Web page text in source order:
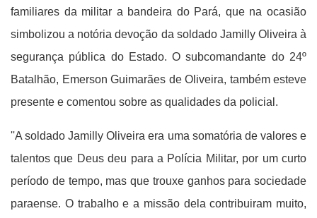
familiares da militar a bandeira do Pará, que na ocasião
simbolizou a notória devoção da soldado Jamilly Oliveira à
segurança pública do Estado. O subcomandante do 24º
Batalhão, Emerson Guimarães de Oliveira, também esteve
presente e comentou sobre as qualidades da policial.
''A soldado Jamilly Oliveira era uma somatória de valores e
talentos que Deus deu para a Polícia Militar, por um curto
período de tempo, mas que trouxe ganhos para sociedade
paraense. O trabalho e a missão dela contribuiram muito,